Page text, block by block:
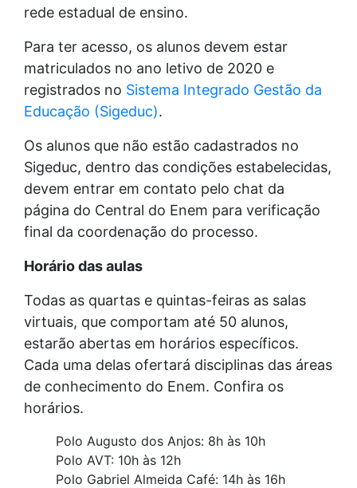
rede estadual de ensino.
Para ter acesso, os alunos devem estar
matriculados no ano letivo de 2020 e
registrados no Sistema Integrado Gestão da
Educação (Sigeduc).
Os alunos que não estão cadastrados no
Sigeduc, dentro das condições estabelecidas,
devem entrar em contato pelo chat da
página do Central do Enem para verificação
final da coordenação do processo.
Horário das aulas
Todas as quartas e quintas-feiras as salas
virtuais, que comportam até 50 alunos,
estarão abertas em horários específicos.
Cada uma delas ofertará disciplinas das áreas
de conhecimento do Enem. Confira os
horários.
Polo Augusto dos Anjos: 8h às 10h
Polo AVT: 10h às 12h
Polo Gabriel Almeida Café: 14h às 16h